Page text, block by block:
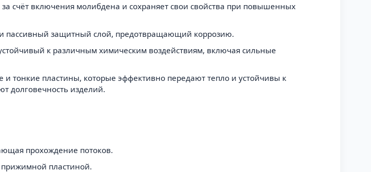
счёт включения молибдена и сохраняет свои свойства при повышенных
пассивный защитный слой, предотвращающий коррозию.
к различным химическим воздействиям, включая сильные
и тонкие пластины, которые эффективно передают тепло и устойчивы к
долговечность изделий.
прохождение потоков.
прижимной пластиной.